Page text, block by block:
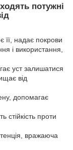
потужні
її, надає покрови
і використання,
уст залишатися
від
допомагає
стійкість проти
вражаюча